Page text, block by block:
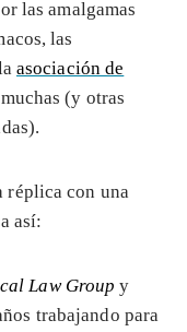
las amalgamas
las
asociación de
(y otras
réplica con una
así:
Law Group y
trabajando para